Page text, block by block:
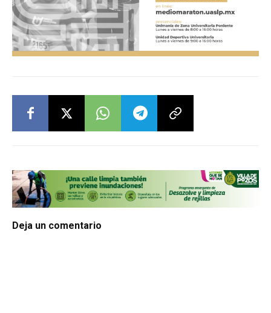
Deja un comentario